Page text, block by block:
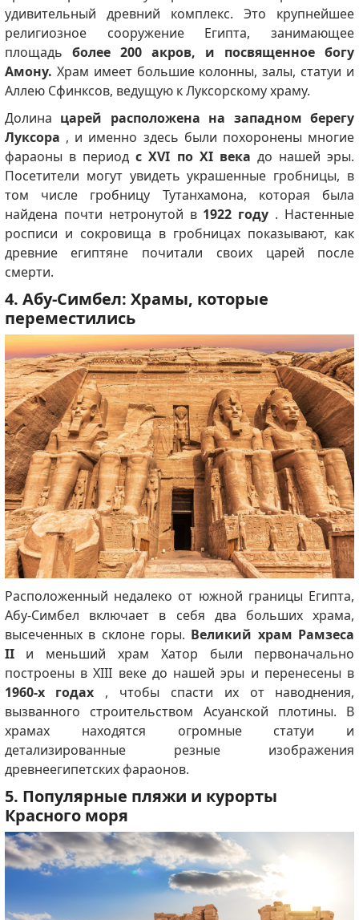
удивительный древний комплекс. Это крупнейшее
религиозное сооружение Египта, занимающее
площадь более 200 акров, и посвященное богу
Амону. Храм имеет большие колонны, залы, статуи и
Аллею Сфинксов, ведущую к Луксорскому храму.
Долина царей расположена на западном берегу
Луксора , и именно здесь были похоронены многие
фараоны в периодс XVI по XI века до нашей эры.
Посетители могут увидеть украшенные гробницы, в
том числе гробницу Тутанхамона, которая была
найдена почти нетронутой в 1922 году . Настенные
росписи и сокровища в гробницах показывают, как
древние египтяне почитали своих царей после
смерти.
4. Абу-Симбел: Храмы, которые
переместились
Расположенный недалеко от южной границы Египта,
Абу-Симбел включает в себя два больших храма,
высеченных в склоне горы. Великий храм Рамзеса
IIи меньший храм Хатор были первоначально
построены в XIII веке до нашей эры и перенесены в
1960-х годах , чтобы спасти их от наводнения,
вызванного строительством Асуанской плотины. В
храмах находятся огромные статуи и
детализированные резные изображения
древнеегипетских фараонов.
5. Популярные пляжи и курорты
Красного моря